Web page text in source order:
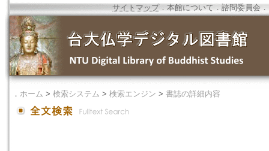
サイトマップ．本館について ． 諮問委員会 ．
． ホーム > 検索システム > 検索エンジン > 書誌の詳細内容